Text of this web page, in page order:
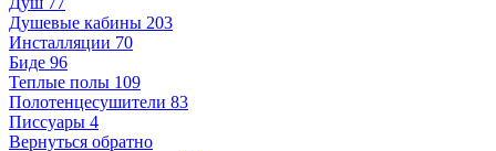
Душевые кабины 203
Инсталляции 70
Биде 96
Теплые полы 109
Полотенцесушители 83
Писсуары 4
Вернуться обратно